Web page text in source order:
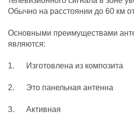
Обычно на расстоянии до 60 км
Основными преимуществами
являются:
1. Изготовлена из композита
2. Это панельная антенна
3. Активная